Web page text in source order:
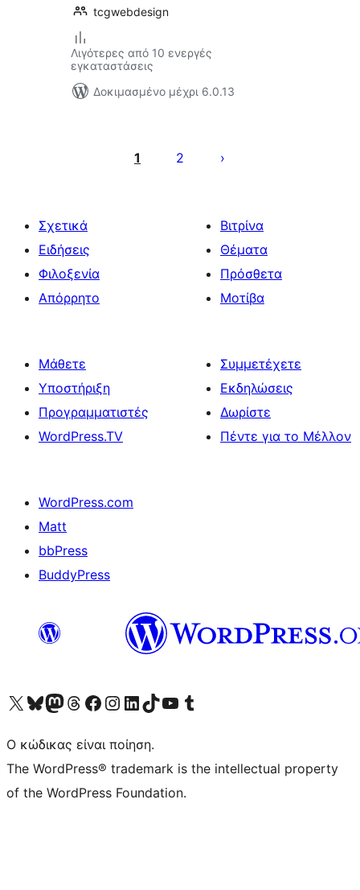
tcgwebdesign
Λιγότερες από 10 ενεργές
εγκαταστάσεις
Δοκιμασμένο μέχρι 6.0.13
άρθρων
1 2
Σχετικά
Ειδήσεις
Φιλοξενία
Απόρρητο
Βιτρίνα
Θέματα
Πρόσθετα
Μοτίβα
Μάθετε
Υποστήριξη
Προγραμματιστές
WordPress.TV
Συμμετέχετε
Εκδηλώσεις
Δωρίστε
Πέντε για το Μέλλον
WordPress.com
Matt
bbPress
BuddyPress
Visit our X (formerly Twitter) account
Visit our Bluesky account
Επισκεφθείτε τον λογαριασμό μας στο Mastodon
Visit our Threads account
Επισκεφτείτε τη σελίδα μας στο Facebook
Επισκεφθείτε τον λογαριασμό μας Instagram
Επισκεφθείτε τον λογαριασμό μας LinkedIn
Visit our TikTok account
Visit our YouTube channel
Visit our Tumblr account
Ο κώδικας είναι ποίηση.
The WordPress® trademark is the intellectual property
of the WordPress Foundation.